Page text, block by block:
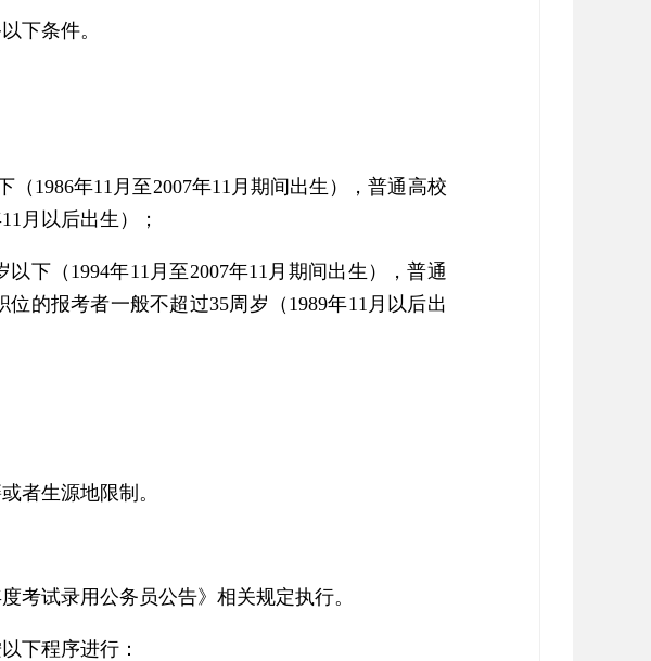
下条件。
1986年11月至2007年11月期间出生），普通高校
月以后出生）；
下（1994年11月至2007年11月期间出生），普通
的报考者一般不超过35周岁（1989年11月以后出
者生源地限制。
考试录用公务员公告》相关规定执行。
下程序进行：